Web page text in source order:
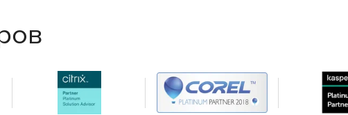
для голосовых и видео функций, включая сбор
My Call). Также была улучшена совместимость со
между Skype for Business Server и технологией
к мероприятию, пользователи могут